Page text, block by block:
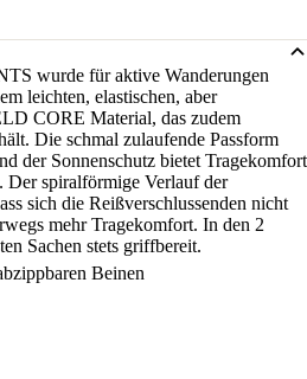
wurde für aktive Wanderungen
leichten, elastischen, aber
CORE Material, das zudem
Die schmal zulaufende Passform
der Sonnenschutz bietet Tragekomfort
Der spiralförmige Verlauf der
sich die Reißverschlussenden nicht
mehr Tragekomfort. In den 2
Sachen stets griffbereit.
Beinen